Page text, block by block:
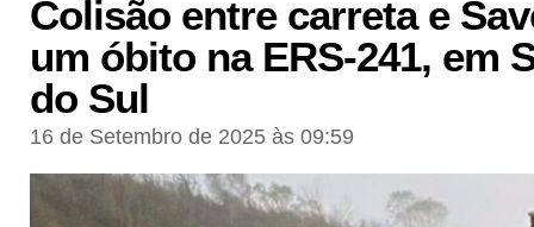
Colisão entre carreta e
um óbito na ERS-241, em
do Sul
16 de Setembro de 2025 às 09:59